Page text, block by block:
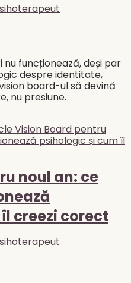
funcționează, deși par
despre identitate,
board-ul să devină
nu presiune.
noul an: ce
creezi corect